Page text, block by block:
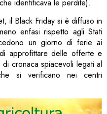
identificava le perdite).
il Black Friday si è diffuso in
enfasi rispetto agli Stati
un giorno di ferie ai
approfittare delle offerte e
cronaca spiacevoli legati al
si verificano nei centri